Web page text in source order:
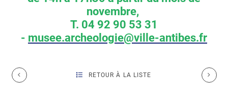
novembre,
T. 04 92 90 53 31
- musee.archeologie@ville-antibes.fr
RETOUR À LA LISTE